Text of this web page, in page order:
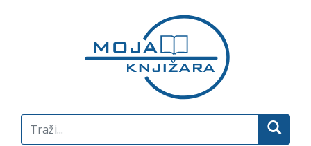
Search
for: